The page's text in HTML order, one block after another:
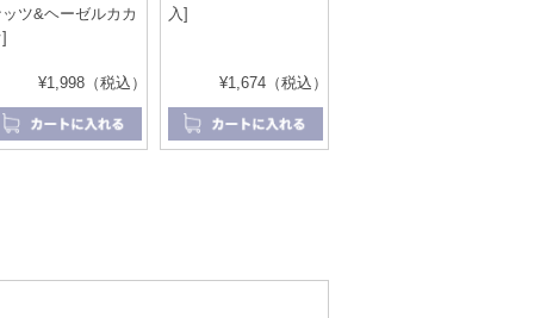
ツ&ヘーゼルカカ
¥1,998（税込）
入]
¥1,674（税込）